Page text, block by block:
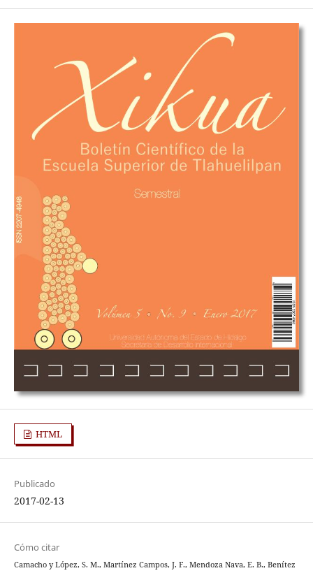
HTML
Publicado
2017-02-13
Cómo citar
Camacho y López, S. M., Martínez Campos, J. F., Mendoza Nava, E. B., Benítez